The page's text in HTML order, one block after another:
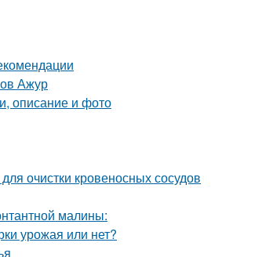
Ажур
описание и фото
очистки кровеносных сосудов
малины:
урожая или нет?